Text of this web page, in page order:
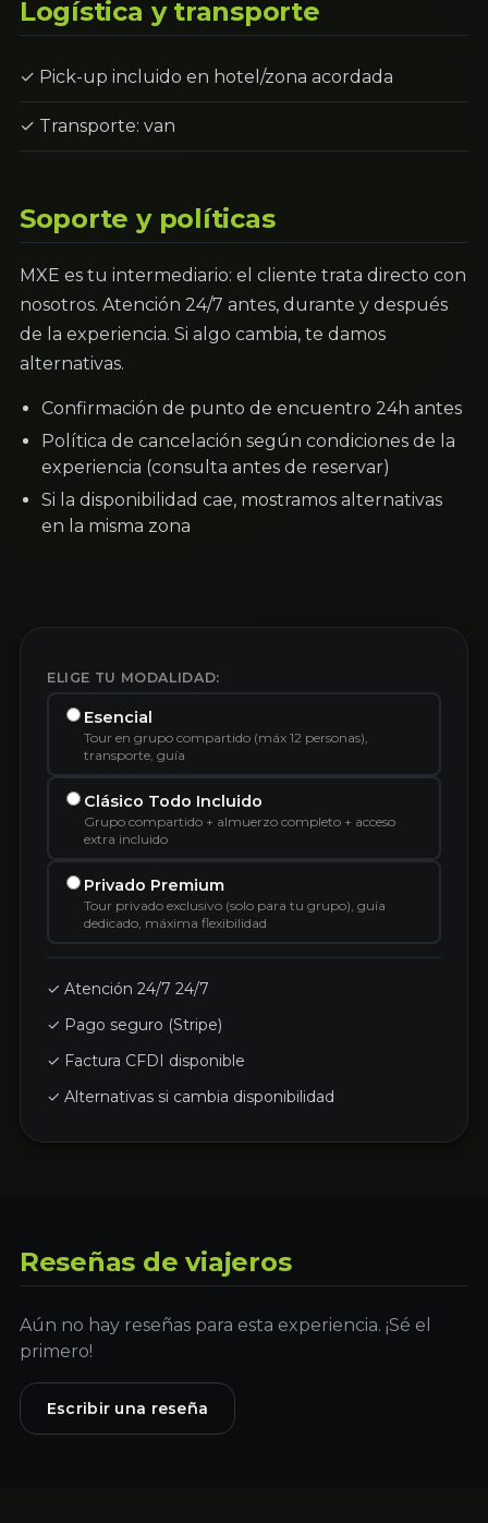
Logística y transporte
✓ Pick-up incluido en hotel/zona acordada
✓ Transporte: van
Soporte y políticas
MXE es tu intermediario: el cliente trata directo con
nosotros. Atención 24/7 antes, durante y después
de la experiencia. Si algo cambia, te damos
alternativas.
Confirmación de punto de encuentro 24h antes
Política de cancelación según condiciones de la
experiencia (consulta antes de reservar)
Si la disponibilidad cae, mostramos alternativas
en la misma zona
ELIGE TU MODALIDAD:
Esencial
Tour en grupo compartido (máx 12 personas),
transporte, guía
Clásico Todo Incluido
Grupo compartido + almuerzo completo + acceso
extra incluido
Privado Premium
Tour privado exclusivo (solo para tu grupo), guía
dedicado, máxima flexibilidad
✓ Atención 24/7 24/7
✓ Pago seguro (Stripe)
✓ Factura CFDI disponible
✓ Alternativas si cambia disponibilidad
Reseñas de viajeros
Aún no hay reseñas para esta experiencia. ¡Sé el
primero!
Escribir una reseña